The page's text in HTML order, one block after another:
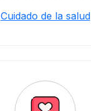
Cuidado de la salud